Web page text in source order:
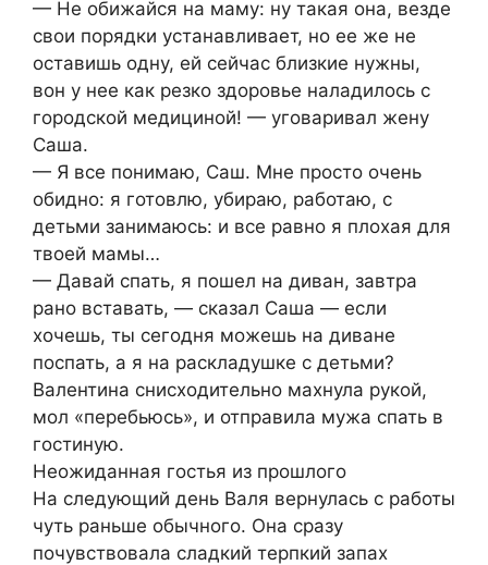
— Не обижайся на маму: ну такая она, везде
свои порядки устанавливает, но ее же не
оставишь одну, ей сейчас близкие нужны,
вон у нее как резко здоровье наладилось с
городской медициной! — уговаривал жену
Саша.
— Я все понимаю, Саш. Мне просто очень
обидно: я готовлю, убираю, работаю, с
детьми занимаюсь: и все равно я плохая для
твоей мамы…
— Давай спать, я пошел на диван, завтра
рано вставать, — сказал Саша — если
хочешь, ты сегодня можешь на диване
поспать, а я на раскладушке с детьми?
Валентина снисходительно махнула рукой,
мол «перебьюсь», и отправила мужа спать в
гостиную.
Неожиданная гостья из прошлого
На следующий день Валя вернулась с работы
чуть раньше обычного. Она сразу
почувствовала сладкий терпкий запах